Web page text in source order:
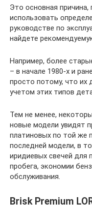
Это основная
использовать
руководстве по
найдете
Например, более
– в начале 1980-х и
просто потому, что их
учетом этих типов
Тем не менее,
новые модели увидят
платиновых по той же
последней модели, в
иридиевых свечей для
пробега, экономии
обслуживания.
Brisk Premium